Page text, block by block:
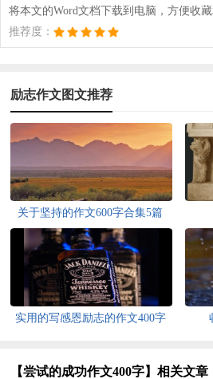
将本文的Word文档下载到电脑，方便收
推荐度：
励志作文图文推荐
关于坚持的作文600字合集5篇
实用的写感恩励志的作文400字
【尝试的成功作文400字】相关文章